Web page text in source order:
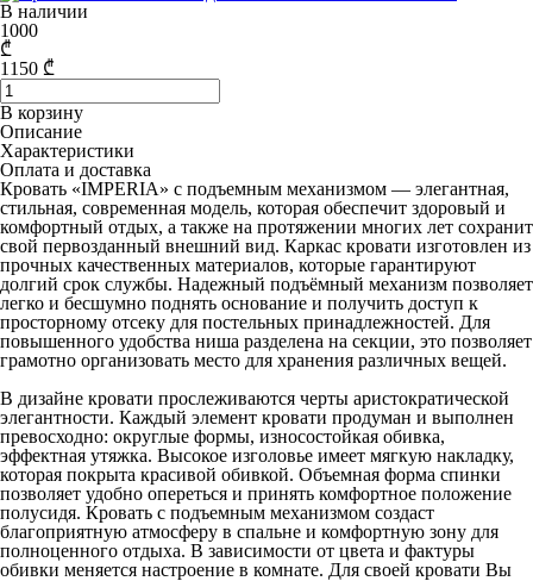
В наличии
1000
₾
1150 ₾
В корзину
Описание
Характеристики
Оплата и доставка
Кровать «IMPERIA» с подъемным механизмом — элегантная,
стильная, современная модель, которая обеспечит здоровый и
комфортный отдых, а также на протяжении многих лет сохранит
свой первозданный внешний вид. Каркас кровати изготовлен из
прочных качественных материалов, которые гарантируют
долгий срок службы. Надежный подъёмный механизм позволяет
легко и бесшумно поднять основание и получить доступ к
просторному отсеку для постельных принадлежностей. Для
повышенного удобства ниша разделена на секции, это позволяет
грамотно организовать место для хранения различных вещей.
В дизайне кровати прослеживаются черты аристократической
элегантности. Каждый элемент кровати продуман и выполнен
превосходно: округлые формы, износостойкая обивка,
эффектная утяжка. Высокое изголовье имеет мягкую накладку,
которая покрыта красивой обивкой. Объемная форма спинки
позволяет удобно опереться и принять комфортное положение
полусидя. Кровать с подъемным механизмом создаст
благоприятную атмосферу в спальне и комфортную зону для
полноценного отдыха. В зависимости от цвета и фактуры
обивки меняется настроение в комнате. Для своей кровати Вы